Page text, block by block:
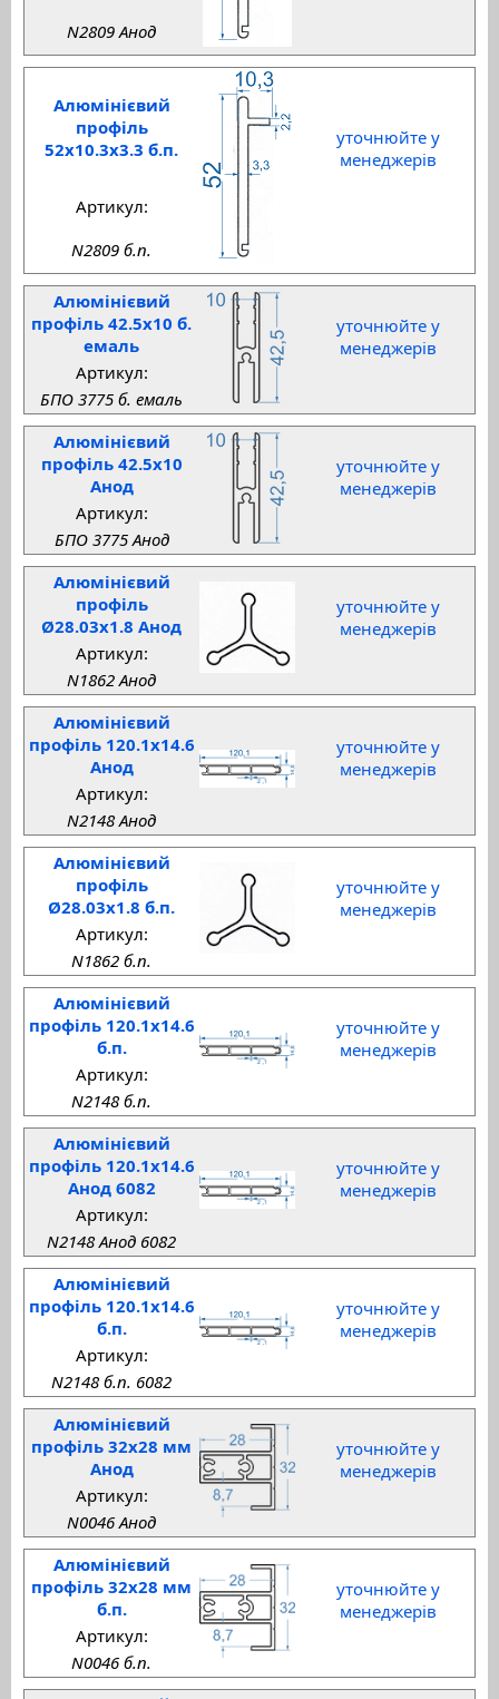
N2809 Анод
Алюмінієвий
профіль
52x10.3x3.3 б.п.
уточнюйте у
менеджерів
Артикул:
N2809 б.п.
Алюмінієвий
профіль 42.5x10 б.
емаль
уточнюйте у
менеджерів
Артикул:
БПО 3775 б. емаль
Алюмінієвий
профіль 42.5x10
Анод
уточнюйте у
менеджерів
Артикул:
БПО 3775 Анод
Алюмінієвий
профіль
Ø28.03x1.8 Анод
уточнюйте у
менеджерів
Артикул:
N1862 Анод
Алюмінієвий
профіль 120.1x14.6
Анод
уточнюйте у
менеджерів
Артикул:
N2148 Анод
Алюмінієвий
профіль
Ø28.03x1.8 б.п.
уточнюйте у
менеджерів
Артикул:
N1862 б.п.
Алюмінієвий
профіль 120.1x14.6
б.п.
уточнюйте у
менеджерів
Артикул:
N2148 б.п.
Алюмінієвий
профіль 120.1x14.6
Анод 6082
уточнюйте у
менеджерів
Артикул:
N2148 Анод 6082
Алюмінієвий
профіль 120.1x14.6
б.п.
уточнюйте у
менеджерів
Артикул:
N2148 б.п. 6082
Алюмінієвий
профіль 32x28 мм
Анод
уточнюйте у
менеджерів
Артикул:
N0046 Анод
Алюмінієвий
профіль 32x28 мм
б.п.
уточнюйте у
менеджерів
Артикул:
N0046 б.п.